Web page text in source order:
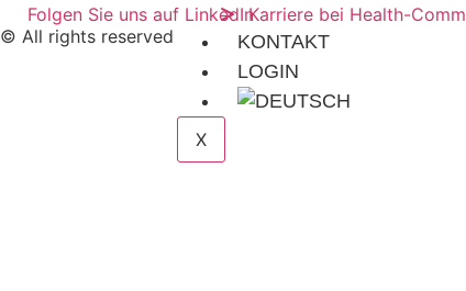
Karriere bei Health-Comm
KONTAKT
LOGIN
X
Folgen Sie uns auf LinkedIn
© All rights reserved